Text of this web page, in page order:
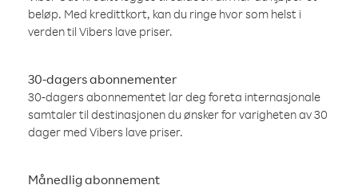
beløp. Med kredittkort, kan du ringe hvor som helst i
verden til Vibers lave priser.
30-dagers abonnementer
30-dagers abonnementet lar deg foreta internasjonale
samtaler til destinasjonen du ønsker for varigheten av 30
dager med Vibers lave priser.
Månedlig abonnement